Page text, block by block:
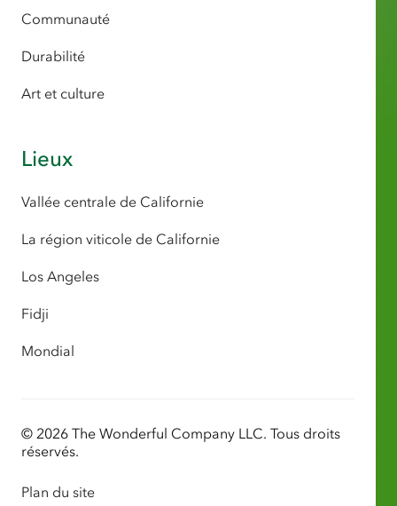
Communauté
Durabilité
Art et culture
Lieux
Vallée centrale de Californie
La région viticole de Californie
Los Angeles
Fidji
Mondial
© 2026 The Wonderful Company LLC. Tous droits
réservés.
Plan du site